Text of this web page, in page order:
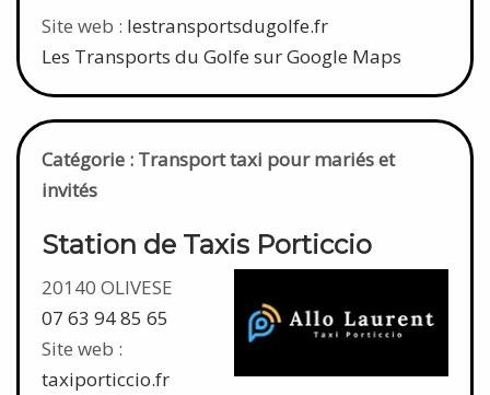
Site web : lestransportsdugolfe.fr
Les Transports du Golfe sur Google Maps
Catégorie : Transport taxi pour mariés et
invités
Station de Taxis Porticcio
20140 OLIVESE
07 63 94 85 65
Site web :
taxiporticcio.fr